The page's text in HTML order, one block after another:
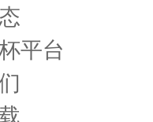
平台